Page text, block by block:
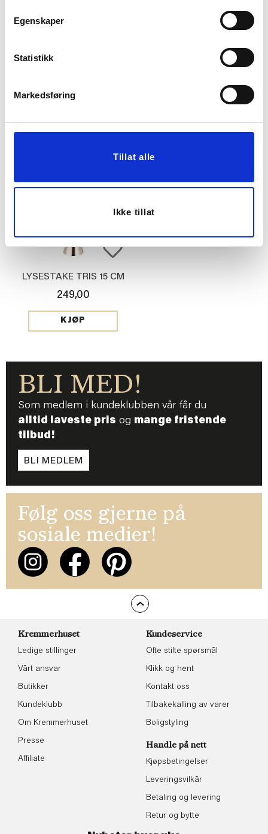
Egenskaper
Statistikk
Markedsføring
Tillat alle
Ikke tillat
Før699,00
Vis mer
SIDEBORD EMELIA 50
Vis mer
LYSESTAKE TRIS 15 CM
249,00
KJØP
BLI MED!
Som medlem i kundeklubben vår får du
alltid laveste pris og mange fristende
tilbud!
BLI MEDLEM
Følg oss gjerne på
sosiale medier!
Kremmerhuset
Ledige stillinger
Vårt ansvar
Butikker
Kundeklubb
Om Kremmerhuset
Presse
Affiliate
Kundeservice
Ofte stilte spørsmål
Klikk og hent
Kontakt oss
Tilbakekalling av varer
Boligstyling
Handle på nett
Kjøpsbetingelser
Leveringsvilkår
Betaling og levering
Retur og bytte